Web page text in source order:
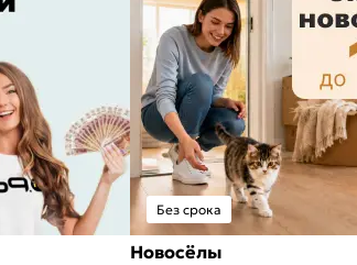
Без срока
Новосёлы